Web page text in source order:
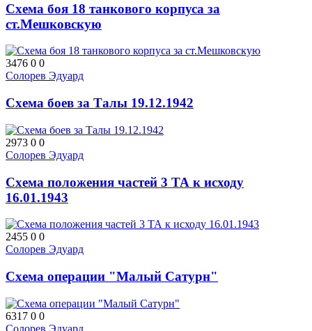
Схема боя 18 танкового корпуса за
ст.Мешковскую
3476 0 0
Солорев Эдуард
Схема боев за Талы 19.12.1942
2973 0 0
Солорев Эдуард
Схема положения частей 3 ТА к исходу
16.01.1943
2455 0 0
Солорев Эдуард
Схема операции "Малый Сатурн"
6317 0 0
Солорев Эдуард